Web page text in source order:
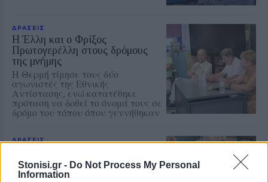
Stonisi.gr - Do Not Process My Personal
Information
ΔΡΑΣΕΙΣ
Η Έλλη και ο Φρίξος
Πρωτογερέλλη στους δρόμους
της μνήμης
Η Θερμή τίμησε τους δύο
αγωνιστές της Εθνικής
Αντίστασης, ενώ κατατέθηκε
πρόταση να δοθεί το όνομά τους σε
δρόμο του τόπου όπου γεννήθηκαν
ΔΡΑΣΕΙΣ
δυτικής Λέσβου
Το θυμαρίσιο μέλι, οι επικονιαστές